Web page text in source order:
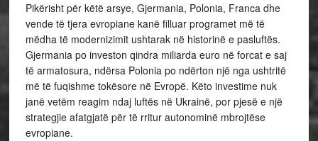
Pikërisht për këtë arsye, Gjermania, Polonia, Franca dhe
vende të tjera evropiane kanë filluar programet më të
mëdha të modernizimit ushtarak në historinë e pasluftës.
Gjermania po investon qindra miliarda euro në forcat e saj
të armatosura, ndërsa Polonia po ndërton një nga ushtritë
më të fuqishme tokësore në Evropë. Këto investime nuk
janë vetëm reagim ndaj luftës në Ukrainë, por pjesë e një
strategjie afatgjatë për të rritur autonominë mbrojtëse
evropiane.